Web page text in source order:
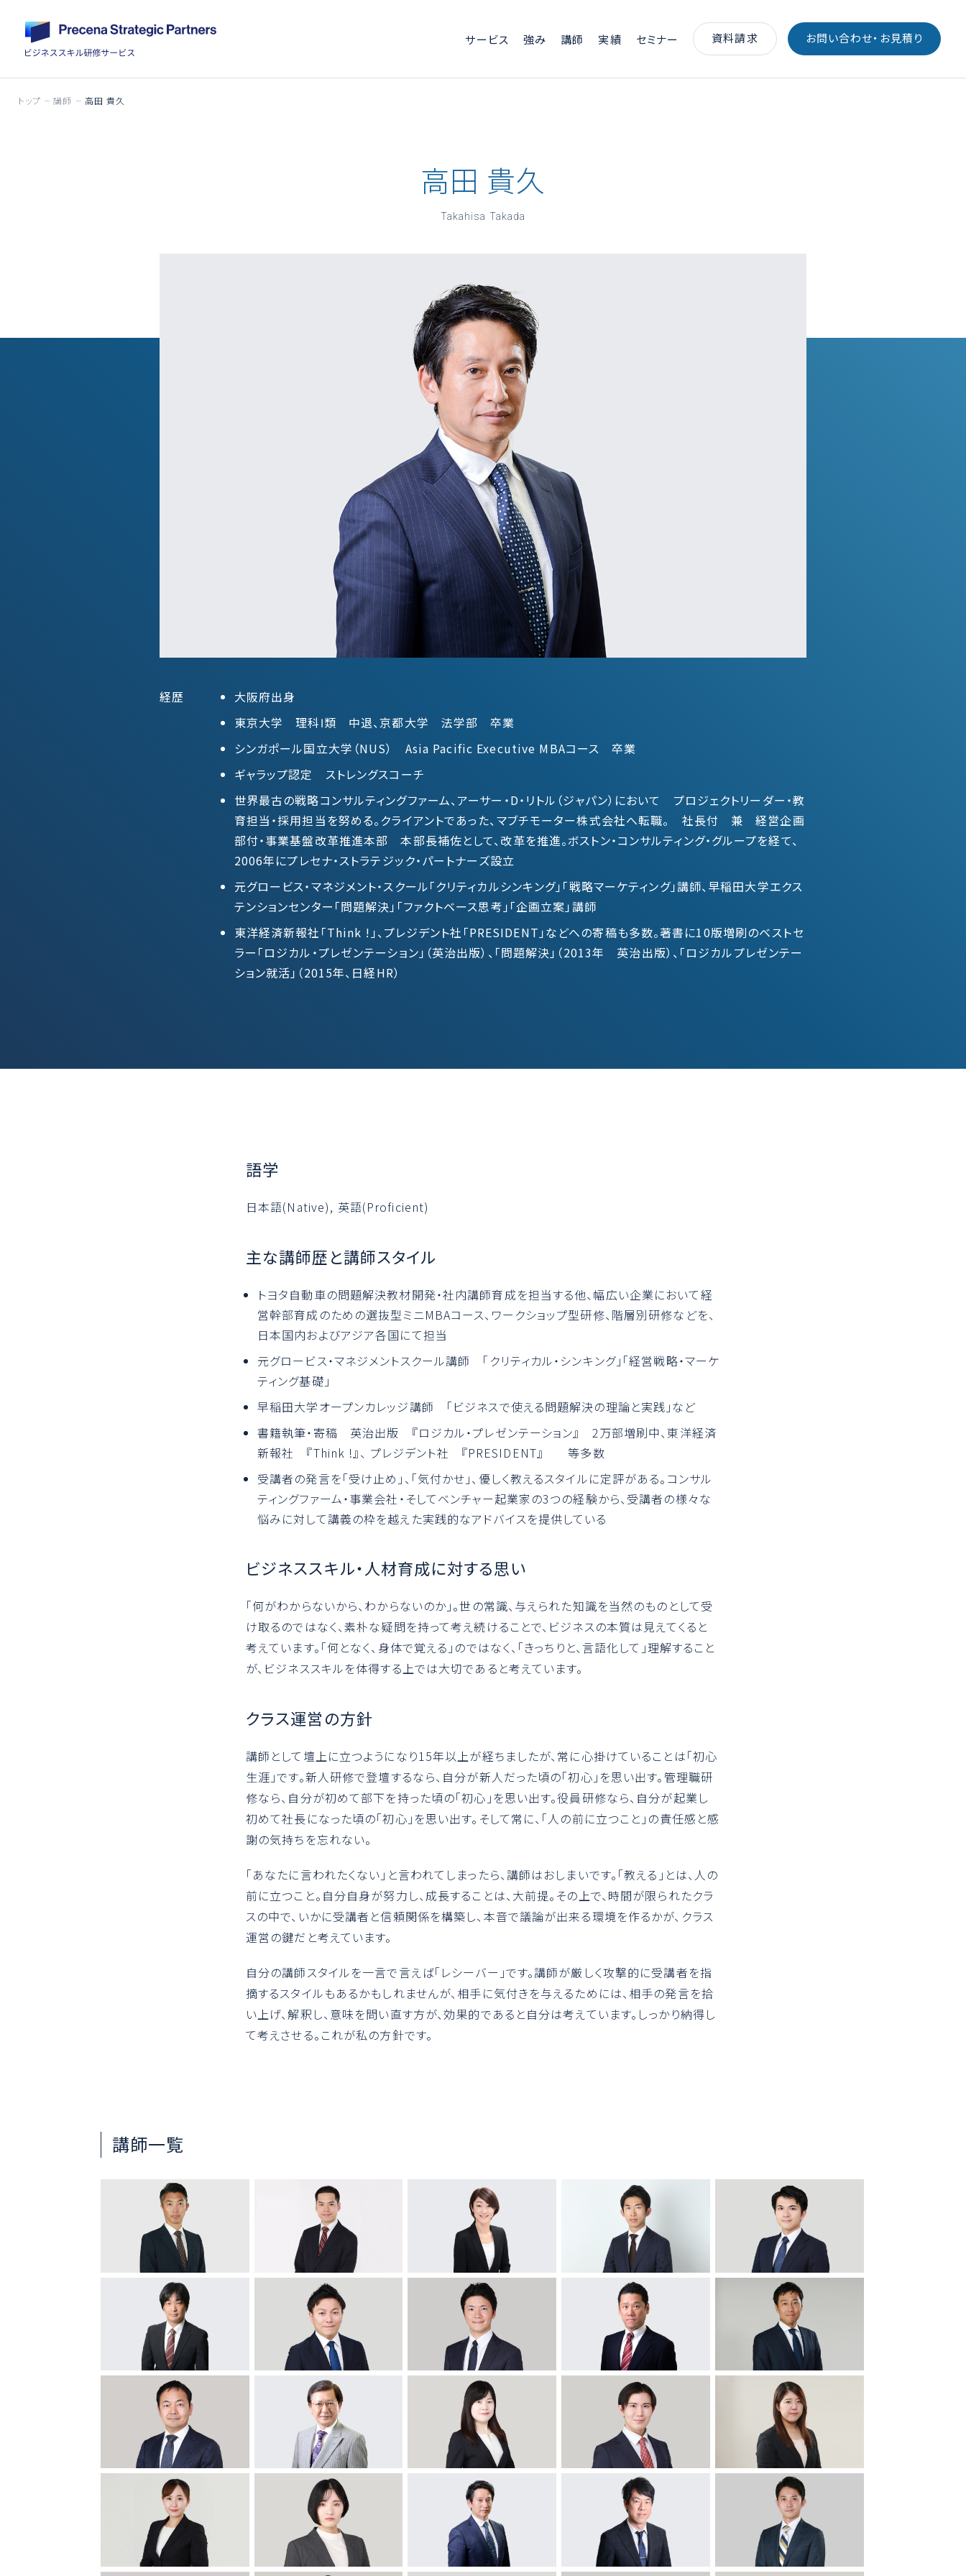
サービス 強み 講師 実績 セミナー 資料請求 お問い合わせ・お見積り
トップ 講師 高田 貴久
高田 貴久
Takahisa Takada
経歴
大阪府出身
東京大学 理科Ⅰ類 中退、京都大学 法学部 卒業
シンガポール国立大学（NUS） Asia Pacific Executive MBAコース 卒業
ギャラップ認定 ストレングスコーチ
世界最古の戦略コンサルティングファーム、アーサー・D・リトル（ジャパン）において プロジェクトリーダー・教
育担当・採用担当を努める。クライアントであった、マブチモーター株式会社へ転職。 社長付 兼 経営企画
部付・事業基盤改革推進本部 本部長補佐として、改革を推進。ボストン・コンサルティング・グループを経て、
2006年にプレセナ・ストラテジック・パートナーズ設立
元グロービス・マネジメント・スクール「クリティカルシンキング」「戦略マーケティング」講師、早稲田大学エクス
テンションセンター「問題解決」「ファクトベース思考」「企画立案」講師
東洋経済新報社「Think !」、プレジデント社「PRESIDENT」などへの寄稿も多数。著書に10版増刷のベストセ
ラー「ロジカル・プレゼンテーション」（英治出版）、「問題解決」（2013年 英治出版）、「ロジカルプレゼンテー
ション就活」（2015年、日経HR）
語学
日本語(Native), 英語(Proficient)
主な講師歴と講師スタイル
トヨタ自動車の問題解決教材開発・社内講師育成を担当する他、幅広い企業において経
営幹部育成のための選抜型ミニMBAコース、ワークショップ型研修、階層別研修などを、
日本国内およびアジア各国にて担当
元グロービス・マネジメントスクール講師 「クリティカル・シンキング」「経営戦略・マーケ
ティング基礎」
早稲田大学オープンカレッジ講師 「ビジネスで使える問題解決の理論と実践」など
書籍執筆・寄稿 英治出版 『ロジカル・プレゼンテーション』 2万部増刷中、東洋経済
新報社 『Think !』、 プレジデント社 『PRESIDENT』 等多数
受講者の発言を「受け止め」、「気付かせ」、優しく教えるスタイルに定評がある。コンサル
ティングファーム・事業会社・そしてベンチャー起業家の3つの経験から、受講者の様々な
悩みに対して講義の枠を越えた実践的なアドバイスを提供している
ビジネススキル・人材育成に対する思い
「何がわからないから、わからないのか」。世の常識、与えられた知識を当然のものとして受
け取るのではなく、素朴な疑問を持って考え続けることで、ビジネスの本質は見えてくると
考えています。「何となく、身体で覚える」のではなく、「きっちりと、言語化して」理解すること
が、ビジネススキルを体得する上では大切であると考えています。
クラス運営の方針
講師として壇上に立つようになり15年以上が経ちましたが、常に心掛けていることは「初心
生涯」です。新人研修で登壇するなら、自分が新人だった頃の「初心」を思い出す。管理職研
修なら、自分が初めて部下を持った頃の「初心」を思い出す。役員研修なら、自分が起業し
初めて社長になった頃の「初心」を思い出す。そして常に、「人の前に立つこと」の責任感と感
謝の気持ちを忘れない。
「あなたに言われたくない」と言われてしまったら、講師はおしまいです。「教える」とは、人の
前に立つこと。自分自身が努力し、成長することは、大前提。その上で、時間が限られたクラ
スの中で、いかに受講者と信頼関係を構築し、本音で議論が出来る環境を作るかが、クラス
運営の鍵だと考えています。
自分の講師スタイルを一言で言えば「レシーバー」です。講師が厳しく攻撃的に受講者を指
摘するスタイルもあるかもしれませんが、相手に気付きを与えるためには、相手の発言を拾
い上げ、解釈し、意味を問い直す方が、効果的であると自分は考えています。しっかり納得し
て考えさせる。これが私の方針です。
講師一覧